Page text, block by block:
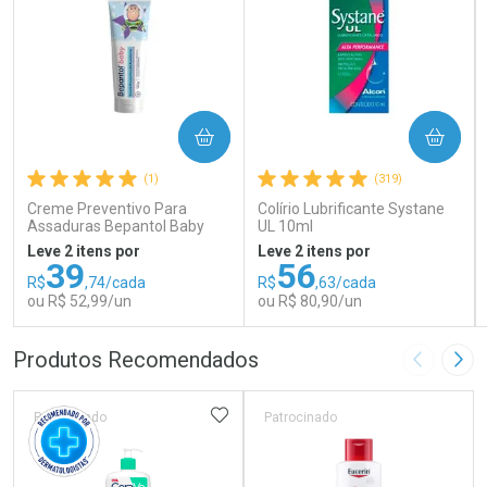
(1)
Creme Preventivo Para
Assaduras Bepantol Baby
Toy Story Personagens
Sortidos 120g
Leve 2 itens por
R$39,74/cada
ou R$ 52,99/un
COMPRAR
FECHAR
FECHAR
Por Menos
(319)
Colírio Lubrificante Systane
UL 10ml
Leve 2 itens por
R$56,63/cada
ou R$ 80,90/un
COMPRAR
Por Menos
Produtos Recomendados Imagem
Patrocinado ADICIONAR AOS FAVORITOS
Patrocinado